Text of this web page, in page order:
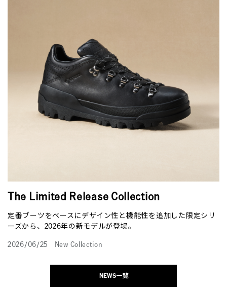
The Limited Release Collection
定番ブーツをベースにデザイン性と機能性を追加した限定シリ
ーズから、2026年の新モデルが登場。
2026/06/25
New Collection
NEWS一覧